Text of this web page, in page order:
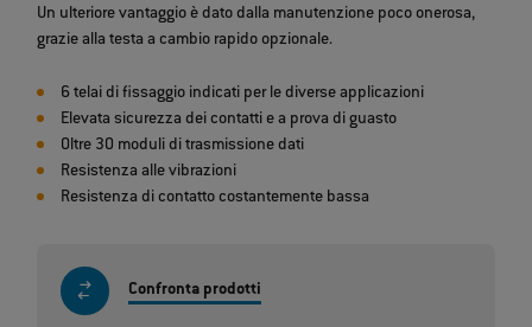
Un ulteriore vantaggio è dato dalla manutenzione poco onerosa,
grazie alla testa a cambio rapido opzionale.
6 telai di fissaggio indicati per le diverse applicazioni
Elevata sicurezza dei contatti e a prova di guasto
Oltre 30 moduli di trasmissione dati
Resistenza alle vibrazioni
Resistenza di contatto costantemente bassa
Confronta prodotti